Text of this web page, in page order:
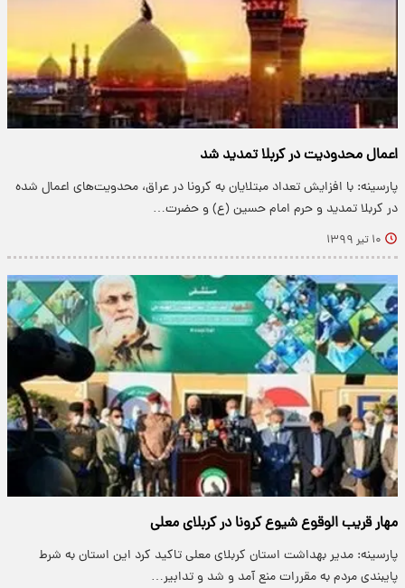
اعمال محدودیت در کربلا تمدید شد
پارسینه: با افزایش تعداد مبتلایان به کرونا در عراق، محدویت‌های اعمال شده
در کربلا تمدید و حرم امام حسین (ع) و حضرت…
۱۰ تیر ۱۳۹۹
مهار قریب الوقوع شیوع کرونا در کربلای معلی
پارسینه: مدیر بهداشت استان کربلای معلی تاکید کرد این استان به شرط
پایبندی مردم به مقررات منع آمد و شد و تدابیر…